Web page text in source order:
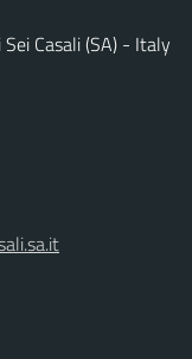
Casali (SA) - Italy